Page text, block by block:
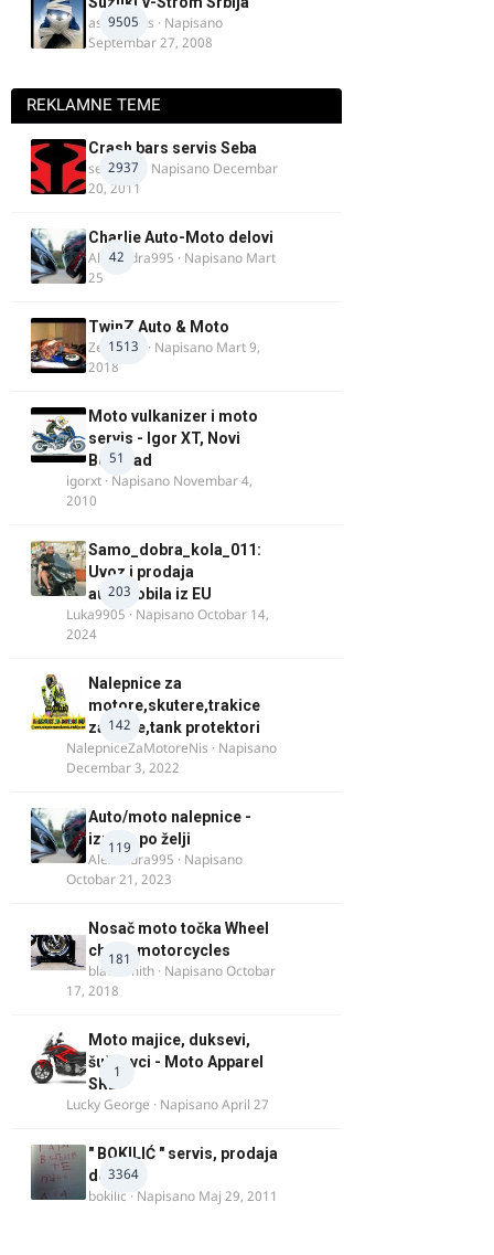
9505
aspirinikus · Napisano
Septembar 27, 2008
REKLAMNE TEME
2937
Crash bars servis Seba
seba011 · Napisano Decembar
20, 2011
42
Charlie Auto-Moto delovi
Alexandra995 · Napisano Mart
25
1513
TwinZ Auto & Moto
Zeljkamp · Napisano Mart 9,
2018
51
Moto vulkanizer i moto
servis - Igor XT, Novi
Beograd
igorxt · Napisano Novembar 4,
2010
203
Samo_dobra_kola_011:
Uvoz i prodaja
automobila iz EU
Luka9905 · NapisanoOctobar 14,
2024
142
Nalepnice za
motore,skutere,trakice
za felne,tank protektori
NalepniceZaMotoreNis · Napisano
Decembar 3, 2022
119
Auto/moto nalepnice -
izrada po želji
Alexandra995 · Napisano
Octobar 21, 2023
181
Nosač moto točka Wheel
chock motorcycles
blacksmith · NapisanoOctobar
17, 2018
1
Moto majice, duksevi,
šuškavci - Moto Apparel
SRB
Lucky George · NapisanoApril 27
3364
" BOKILIĆ " servis, prodaja
delova
bokilic · Napisano Maj 29, 2011